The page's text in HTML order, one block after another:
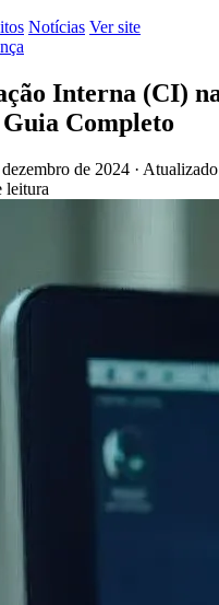
Notícias Ver site
Interna (CI)
Completo
de 2024 ·
leitura